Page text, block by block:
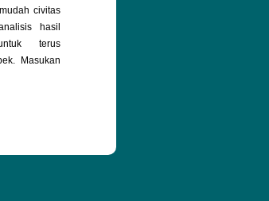
civitas
hasil
terus
Masukan